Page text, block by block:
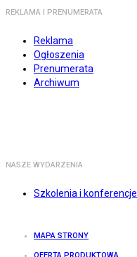
REKLAMA I PRENUMERATA
Reklama
Ogłoszenia
Prenumerata
Archiwum
NASZE WYDARZENIA
Szkolenia i konferencje
MAPA STRONY